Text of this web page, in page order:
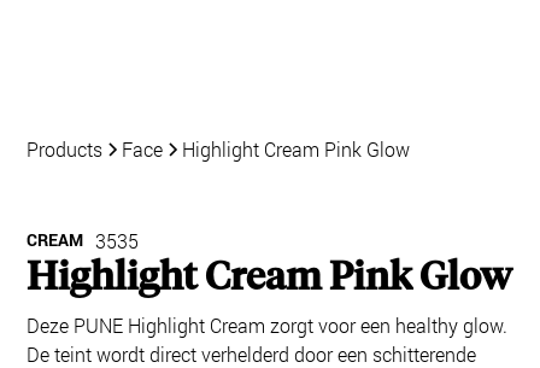
Products Face Highlight Cream Pink Glow
CREAM 3535
Highlight Cream Pink Glow
Deze PUNE Highlight Cream zorgt voor een healthy glow.
De teint wordt direct verhelderd door een schitterende